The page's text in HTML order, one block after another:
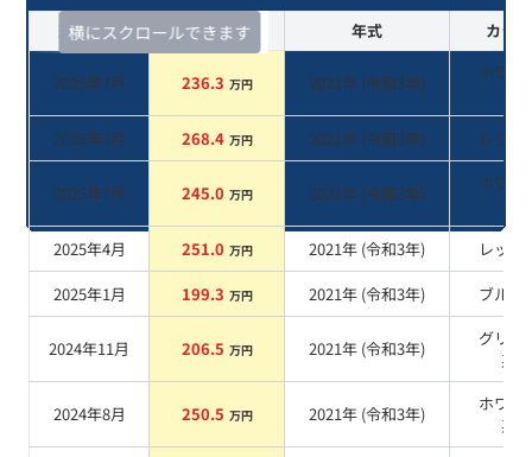
横にスクロールできます
査定時期 セルカ実績 年式 カラー
2026年7月 236.3 万円 2021年 (令和3年)
ホワイ
系
2026年3月
268.4 万円 2021年 (令和3年) レッド
2025年7月 245.0 万円 2021年 (令和3年)
ホワイ
系
2025年4月
251.0 万円 2021年 (令和3年) レッド
2025年1月
199.3 万円 2021年 (令和3年) ブルー
2024年11月 206.5 万円 2021年 (令和3年)
グリー
系
2024年8月 250.5 万円 2021年 (令和3年)
ホワイ
系